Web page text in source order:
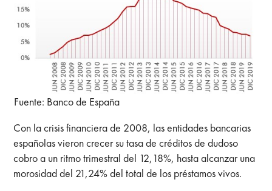
Fuente: Banco de España
Con la crisis financiera de 2008, las entidades bancarias
españolas vieron crecer su tasa de créditos de dudoso
cobro a un ritmo trimestral del 12,18%, hasta alcanzar una
morosidad del 21,24% del total de los préstamos vivos.